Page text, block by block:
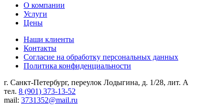
О компании
Услуги
Цены
Наши клиенты
Контакты
Согласие на обработку персональных данных
Политика конфиденциальности
г. Санкт-Петербург, переулок Лодыгина, д. 1/28, лит. А
тел. 8 (901) 373-13-52
mail: 3731352@mail.ru